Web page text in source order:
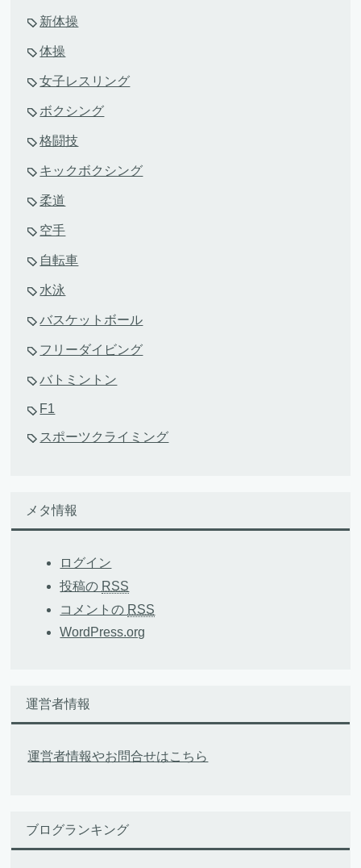
新体操
体操
女子レスリング
ボクシング
格闘技
キックボクシング
柔道
空手
自転車
水泳
バスケットボール
フリーダイビング
バトミントン
F1
スポーツクライミング
メタ情報
ログイン
投稿の RSS
コメントの RSS
WordPress.org
運営者情報
運営者情報やお問合せはこちら
ブログランキング